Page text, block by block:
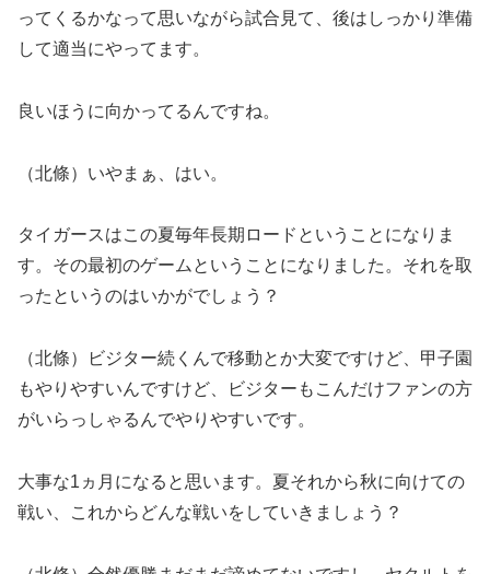
ってくるかなって思いながら試合見て、後はしっかり準備
して適当にやってます。
良いほうに向かってるんですね。
（北條）いやまぁ、はい。
タイガースはこの夏毎年長期ロードということになりま
す。その最初のゲームということになりました。それを取
ったというのはいかがでしょう？
（北條）ビジター続くんで移動とか大変ですけど、甲子園
もやりやすいんですけど、ビジターもこんだけファンの方
がいらっしゃるんでやりやすいです。
大事な1ヵ月になると思います。夏それから秋に向けての
戦い、これからどんな戦いをしていきましょう？